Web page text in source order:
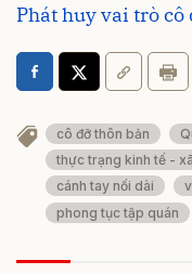
Phát huy vai trò cô
cô đỡ thôn bản
thực trạng kinh tế -
cánh tay nối dài
phong tục tập quán